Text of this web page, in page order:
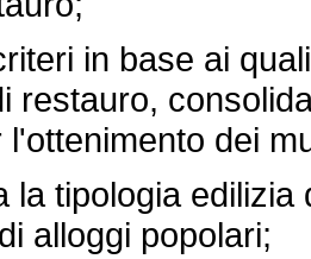
in base ai
restauro,
dei
tipologia edilizia
alloggi popolari;